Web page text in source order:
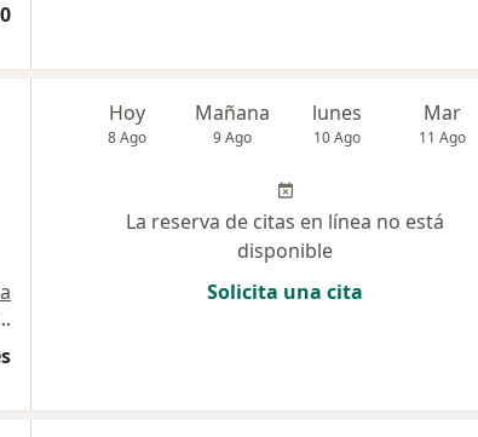
piso 10. Clinica Bilbao
Hoy
8 Ago
Mañana
9 Ago
lunes
10 Ago
Mar
11 Ago
La reserva de citas en línea no está
disponible
Solicita una cita